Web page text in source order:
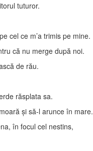
tuturor.
cel ce m’a trimis pe mine.
că nu merge după noi.
de rău.
răsplata sa.
şi să-l arunce în mare.
în focul cel nestins,